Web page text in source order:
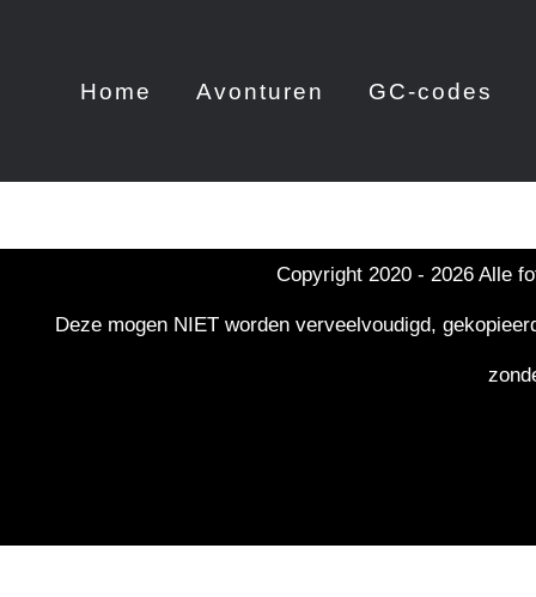
Home Avonturen GC-codes
Copyright 2020 - 2026 Alle
Deze mogen NIET worden verveelvoudigd,